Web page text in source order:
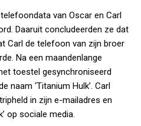
van Oscar en Carl
Daaruit concludeerden ze dat
Carl de telefoon van zijn broer
Na een maandenlange
toestel gesynchroniseerd
naam ‘Titanium Hulk’. Carl
in zijn e-mailadres en
op sociale media.